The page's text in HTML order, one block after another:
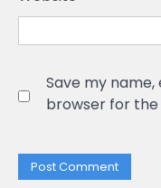
Save my name,
browser for